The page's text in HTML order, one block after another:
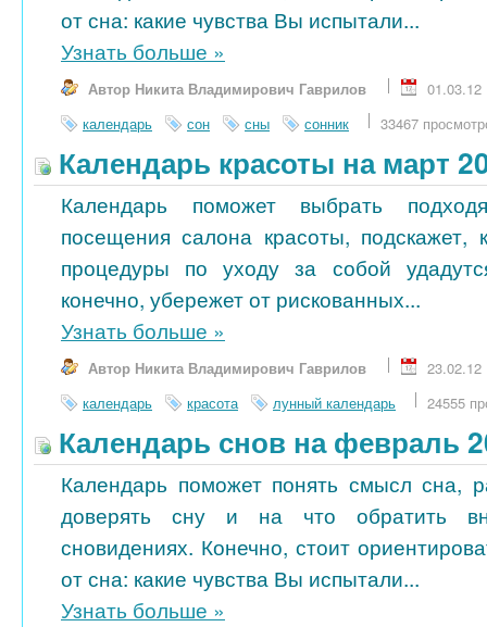
от сна: какие чувства Вы испытали...
Узнать больше »
Автор Никита Владимирович Гаврилов
01.03.12
календарь
сон сны сонник 33467
Календарь красоты на март
Календарь поможет выбрать
посещения салона красоты, подскажет,
процедуры по уходу за собой
конечно, убережет от рискованных...
Узнать больше »
Автор Никита Владимирович Гаврилов
23.02.12
календарь
красота лунный календарь 24555
Календарь снов на февраль
Календарь поможет понять смысл сна,
доверять сну и на что обратить
сновидениях. Конечно, стоит
от сна: какие чувства Вы испытали...
Узнать больше »